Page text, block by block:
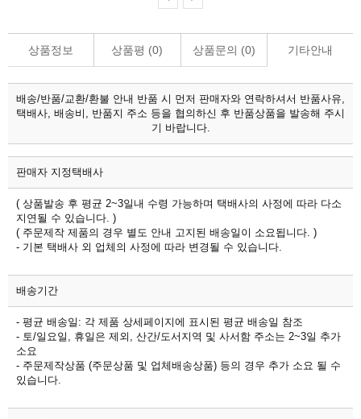
상품정보 상품평 (0) 상품문의 (0) 기타안내
배송/반품/교환/환불 안내 반품 시 먼저 판매자와 연락하셔서 반품사유,
택배사, 배송비, 반품지 주소 등을 협의하신 후 반품상품을 발송해 주시
기 바랍니다.
판매자 지정택배사
( 상품발송 후 평균 2~3일내 수령 가능하며 택배사의 사정에 따라 다소
지연될 수 있습니다. )
( 주문제작 제품의 경우 별도 안내 고지된 배송일이 소요됩니다. )
- 기본 택배사 외 업체의 사정에 따라 변경될 수 있습니다.
배송기간
- 평균 배송일: 각 제품 상세페이지에 표시된 평균 배송일 참조
- 토/일요일, 휴일은 제외, 산간/도서지역 및 사서함 주소는 2~3일 추가
소요
- 주문제작상품 (주문상품 및 업체배송상품) 등의 경우 추가 소요 될 수
있습니다.